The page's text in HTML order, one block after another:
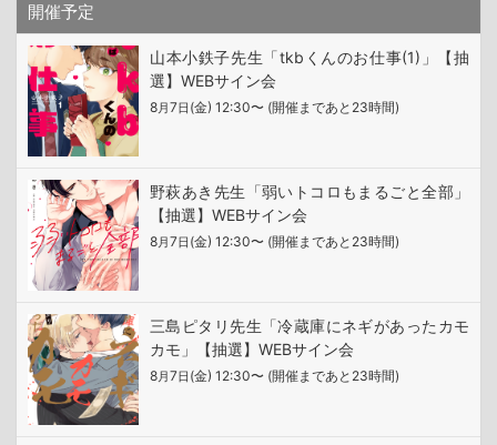
開催予定
山本小鉄子先生「tkbくんのお仕事(1)」【抽
選】WEBサイン会
8月 7 日 (金) 12:30〜 (開催まであと23時間)
野萩あき先生「弱いトコロもまるごと全部」
【抽選】WEBサイン会
8月 7 日 (金) 12:30〜 (開催まであと23時間)
三島ピタリ先生「冷蔵庫にネギがあったカモ
カモ」【抽選】WEBサイン会
8月 7 日 (金) 12:30〜 (開催まであと23時間)